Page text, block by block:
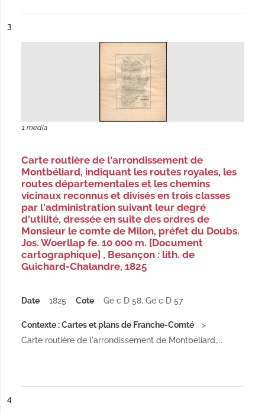
n°
3
1 media
Carte routière de l'arrondissement de
Montbéliard, indiquant les routes royales, les
routes départementales et les chemins
vicinaux reconnus et divisés en trois classes
par l'administration suivant leur degré
d'utilité, dressée en suite des ordres de
Monsieur le comte de Milon, préfet du Doubs.
Jos. Woerllap fe. 10 000 m. [Document
cartographique] , Besançon : lith. de
Guichard-Chalandre, 1825
Date 1825 Cote Ge c D 58, Ge c D 57
Contexte : Cartes et plans de Franche-Comté
Carte routière de l'arrondissement de Montbéliard,...
n°
4